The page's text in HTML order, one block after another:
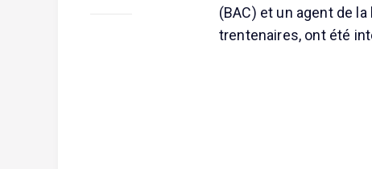
(BAC) et un agent de
trentenaires, ont été